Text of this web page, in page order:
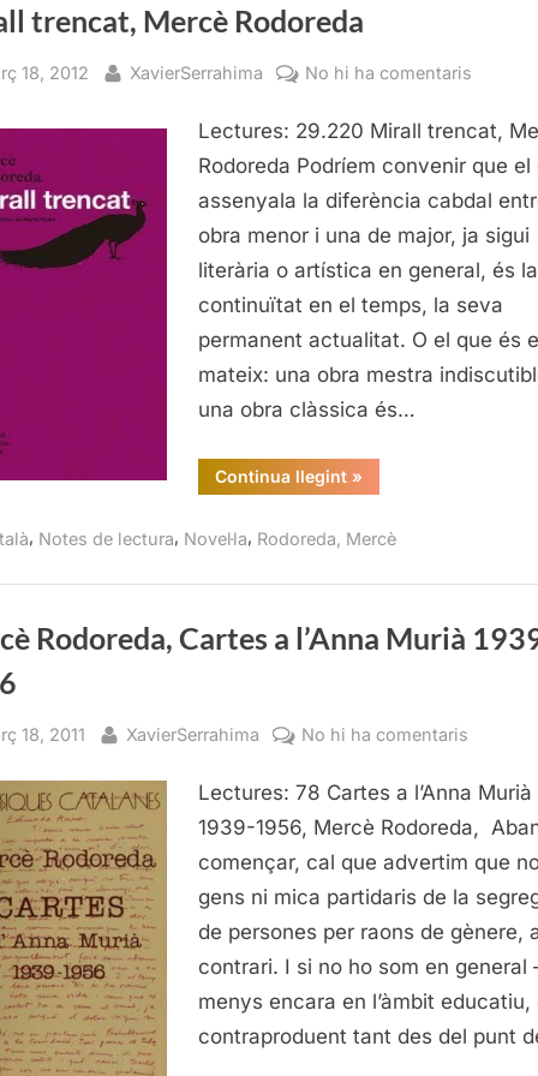
trencat, Mercè Rodoreda
18, 2012 By
XavierSerrahima No hi ha comentaris
trencat,
Mercè
Lectures: 29.220 Mirall trencat,
Rodoreda Podríem convenir que el
assenyala la diferència cabdal
obra menor i una de major, ja sigui
literària o artística en general, és
continuïtat en el temps, la seva
permanent actualitat. O el que és
mateix: una obra mestra
una obra clàssica és…
Continua llegint“Mirall
trencat,
»
, Notes de lectura, Novel·la, Rodoreda, Mercè
Rodoreda, Cartes a l’Anna Murià
18, 2011 By
XavierSerrahima No hi ha comentaris
Cartes
Murià
1939-
1956
Lectures: 78 Cartes a l’Anna Murià
1939-1956, Mercè Rodoreda,
començar, cal que advertim que
gens ni mica partidaris de la
de persones per raons de gènere,
contrari. I si no ho som en
menys encara en l’àmbit educatiu,
contraproduent tant des del punt